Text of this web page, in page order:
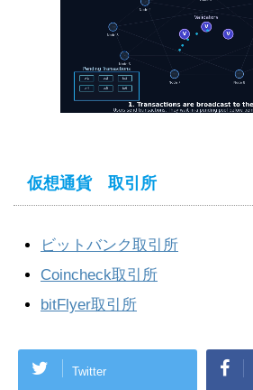
仮想通貨 取引所
ビットバンク取引所
Coincheck取引所
bitFlyer取引所
Twitter